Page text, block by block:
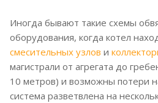
Иногда бывают такие схемы
оборудования, когда котел
смесительных узлов и
магистрали от агрегата до
10 метров) и возможны потери
система разветвлена на